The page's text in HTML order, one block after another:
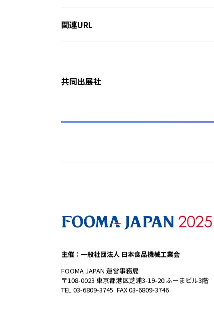
関連URL
共同出展社
主催：一般社団法人 日本食品機械工業会
FOOMA JAPAN 運営事務局
〒108-0023 東京都港区芝浦3-19-20 ふーまビル3階
TEL 03-6809-3745 FAX 03-6809-3746